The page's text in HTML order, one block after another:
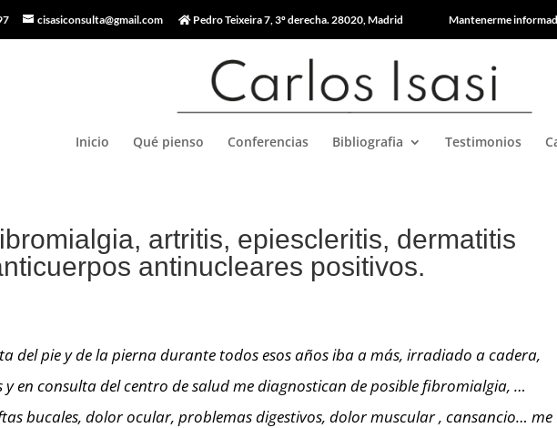
cisasiconsulta@gmail.com Pedro Teixeira 7, 3º derecha. 28020, Madrid Mantenerme
Inicio Qué pienso Conferencias Bibliografia Testimonios
artritis, epiescleritis, dermatitis
antinucleares positivos.
del pie y de la pierna durante todos esos años iba a más, irradiado a cadera,
y en consulta del centro de salud me diagnostican de posible fibromialgia, …
bucales, dolor ocular, problemas digestivos, dolor muscular , cansancio… me